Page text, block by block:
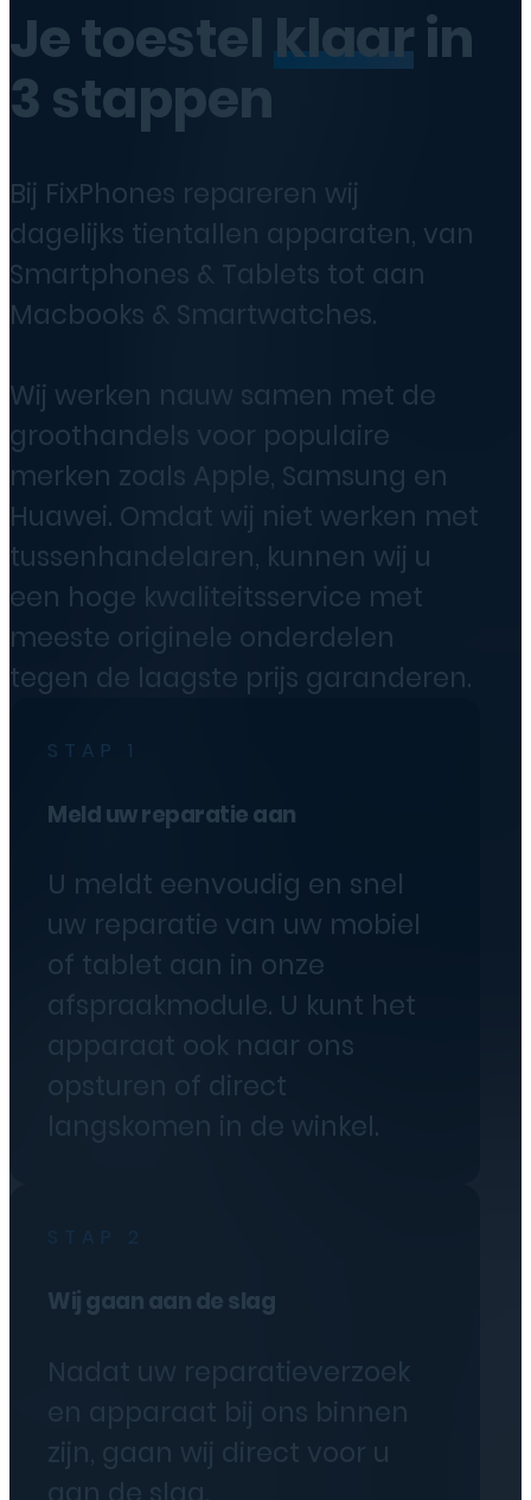
Je toestelklaarin
3 stappen
Bij FixPhones repareren wij
dagelijks tientallen apparaten, van
Smartphones & Tablets tot aan
Macbooks & Smartwatches.
Wij werken nauw samen met de
groothandels voor populaire
merken zoals Apple, Samsung en
Huawei. Omdat wij niet werken met
tussenhandelaren, kunnen wij u
een hoge kwaliteitsservice met
meeste originele onderdelen
tegen de laagste prijs garanderen.
STAP 1
Meld uw reparatie aan
U meldt eenvoudig en snel
uw reparatie van uw mobiel
of tablet aan in onze
afspraakmodule. U kunt het
apparaat ook naar ons
opsturen of direct
langskomen in de winkel.
STAP 2
Wij gaan aan de slag
Nadat uw reparatieverzoek
en apparaat bij ons binnen
zijn, gaan wij direct voor u